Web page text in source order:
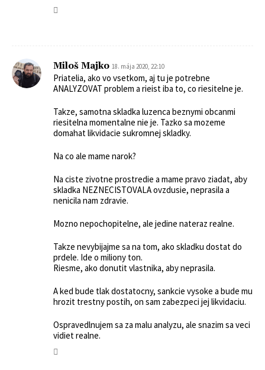
Miloš Majko 18. mája 2020, 22:10
Priatelia, ako vo vsetkom, aj tu je potrebne
ANALYZOVAT problem a rieist iba to, co riesitelne je.
Takze, samotna skladka luzenca beznymi obcanmi
riesitelna momentalne nie je. Tazko sa mozeme
domahat likvidacie sukromnej skladky.
Na co ale mame narok?
Na ciste zivotne prostredie a mame pravo ziadat, aby
skladka NEZNECISTOVALA ovzdusie, neprasila a
nenicila nam zdravie.
Mozno nepochopitelne, ale jedine nateraz realne.
Takze nevybijajme sa na tom, ako skladku dostat do
prdele. Ide o miliony ton.
Riesme, ako donutit vlastnika, aby neprasila.
A ked bude tlak dostatocny, sankcie vysoke a bude mu
hrozit trestny postih, on sam zabezpeci jej likvidaciu.
Ospravedlnujem sa za malu analyzu, ale snazim sa veci
vidiet realne.